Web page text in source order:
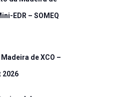
EDR – SOMEQ
de XCO –
2026